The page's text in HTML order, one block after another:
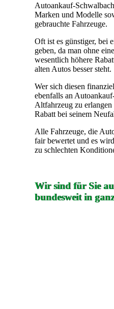
Autoankauf-
Marken und Modelle
gebrauchte Fahrzeuge.
Oft ist es günstiger, bei
geben, da man ohne
wesentlich höhere
alten Autos besser steht.
Wer sich diesen
ebenfalls an
Altfahrzeug zu erlangen
Rabatt bei seinem
Alle Fahrzeuge, die
fair bewertet und es
zu schlechten
Wir sind für Sie
bundesweit in